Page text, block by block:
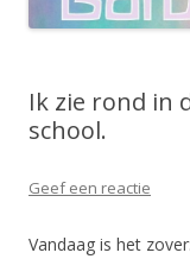
Ik zie rond in
school.
Geef een reactie
Vandaag is het